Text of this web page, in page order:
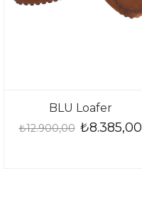
BLU Loafer
₺8.385,00
₺12.900,00